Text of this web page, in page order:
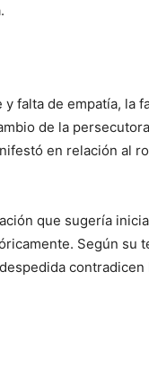
falta de empatía, la
de la
en relación al
que sugería
Según su